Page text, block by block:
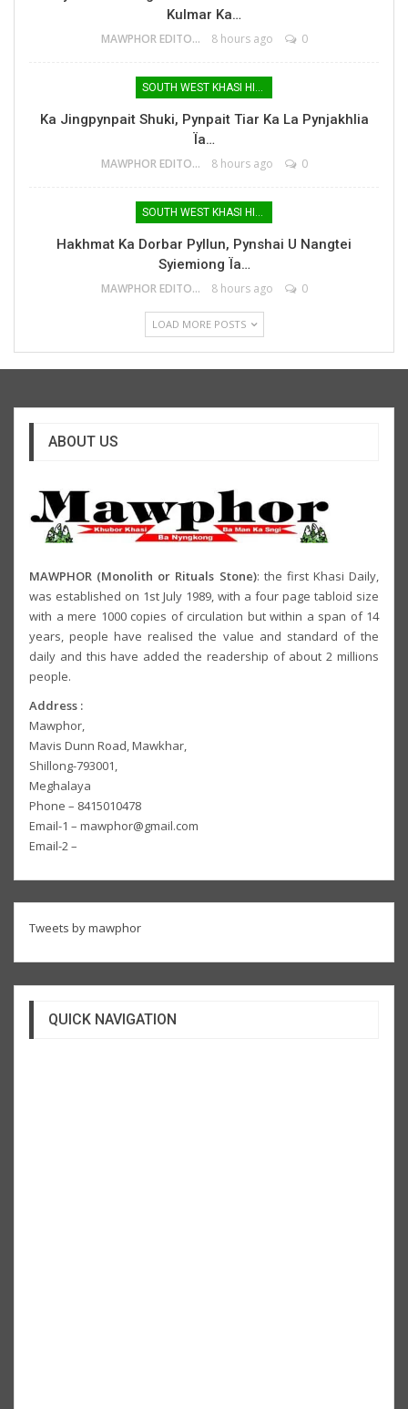
Kulmar Ka…
MAWPHOR EDITOR 8 hours ago 0
Ka Jingpynpait Shuki, Pynpait Tiar Ka La Pynjakhlia
Ïa…
MAWPHOR EDITOR 8 hours ago 0
Hakhmat Ka Dorbar Pyllun, Pynshai U Nangtei
Syiemiong Ïa…
MAWPHOR EDITOR 8 hours ago 0
LOAD MORE POSTS
ABOUT US
MAWPHOR (Monolith or Rituals Stone): the first Khasi Daily,
was established on 1st July 1989, with a four page tabloid size
with a mere 1000 copies of circulation but within a span of 14
years, people have realised the value and standard of the
daily and this have added the readership of about 2 millions
people.
Address :
Mawphor,
Mavis Dunn Road, Mawkhar,
Shillong-793001,
Meghalaya
Phone – 8415010478
Email-1 – mawphor@gmail.com
Email-2 –
Tweets by mawphor
QUICK NAVIGATION